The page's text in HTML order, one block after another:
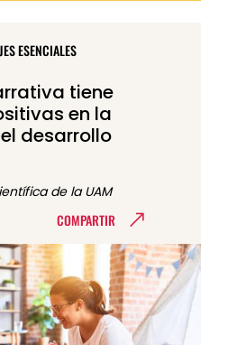
ESENCIALES
tiene
en la
desarrollo
de la UAM
COMPARTIR